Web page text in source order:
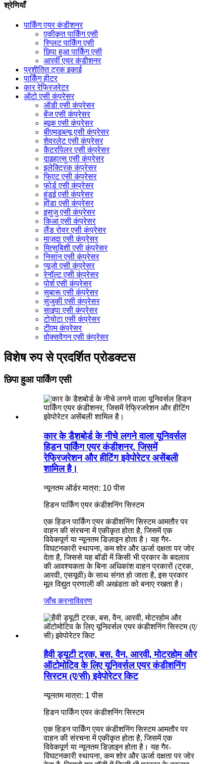
श्रेणियाँ
पार्किंग एयर कंडीशनर
एकीकृत पार्किंग एसी
स्प्लिट पार्किंग एसी
छिपा हुआ पार्किंग एसी
आरवी एयर कंडीशनर
प्रशीतित ट्रक इकाई
पार्किंग हीटर
कार रेफ्रिजरेटर
ऑटो एसी कंप्रेसर
ऑडी एसी कंप्रेसर
बेंज एसी कंप्रेसर
ब्यूक एसी कंप्रेसर
बीएमडब्ल्यू एसी कंप्रेसर
शेवरलेट एसी कंप्रेसर
कैटरपिलर एसी कंप्रेसर
दाइहात्सु एसी कंप्रेसर
इलेक्ट्रिक कंप्रेसर
फिएट एसी कंप्रेसर
फोर्ड एसी कंप्रेसर
हुंडई एसी कंप्रेसर
होंडा एसी कंप्रेसर
इसुजु एसी कंप्रेसर
किआ एसी कंप्रेसर
लैंड रोवर एसी कंप्रेसर
माज़दा एसी कंप्रेसर
मित्सुबिशी एसी कंप्रेसर
निसान एसी कंप्रेसर
प्यूजो एसी कंप्रेसर
रेनॉल्ट एसी कंप्रेसर
पोर्श एसी कंप्रेसर
सुबारू एसी कंप्रेसर
सुजुकी एसी कंप्रेसर
साइपा एसी कंप्रेसर
टोयोटा एसी कंप्रेसर
टीएम कंप्रेसर
वोक्सवैगन एसी कंप्रेसर
विशेष रुप से प्रदर्शित प्रोडक्टस
छिपा हुआ पार्किंग एसी
कार के डैशबोर्ड के नीचे लगने वाला यूनिवर्सल
हिडन पार्किंग एयर कंडीशनर, जिसमें
रेफ्रिजरेशन और हीटिंग इवेपोरेटर असेंबली
शामिल है।
न्यूनतम ऑर्डर मात्रा: 10 पीस
हिडन पार्किंग एयर कंडीशनिंग सिस्टम
एक हिडन पार्किंग एयर कंडीशनिंग सिस्टम आमतौर पर
वाहन की संरचना में एकीकृत होता है, जिसमें एक
विवेकपूर्ण या न्यूनतम डिज़ाइन होता है। यह गैर-
विघटनकारी स्थापना, कम शोर और ऊर्जा दक्षता पर जोर
देता है, जिससे यह बॉडी में किसी भी प्रकार के बदलाव
की आवश्यकता के बिना अधिकांश वाहन प्रकारों (ट्रक,
आरवी, एसयूवी) के साथ संगत हो जाता है, इस प्रकार
मूल विद्युत प्रणाली की अखंडता को बनाए रखता है।
जाँच करनाविवरण
हैवी ड्यूटी ट्रक, बस, वैन, आरवी, मोटरहोम और
ऑटोमोटिव के लिए यूनिवर्सल एयर कंडीशनिंग
सिस्टम (ए/सी) इवेपोरेटर किट
न्यूनतम मात्रा: 1 पीस
हिडन पार्किंग एयर कंडीशनिंग सिस्टम
एक हिडन पार्किंग एयर कंडीशनिंग सिस्टम आमतौर पर
वाहन की संरचना में एकीकृत होता है, जिसमें एक
विवेकपूर्ण या न्यूनतम डिज़ाइन होता है। यह गैर-
विघटनकारी स्थापना, कम शोर और ऊर्जा दक्षता पर जोर